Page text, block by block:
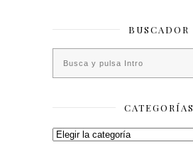
BUSCADOR
CATEGORÍAS
Categorías